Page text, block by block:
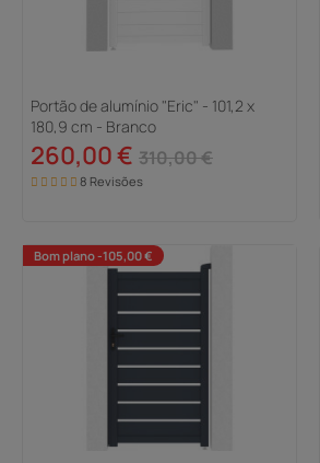
Portão de alumínio "Eric" - 101,2 x
180,9 cm - Branco
260,00 € 310,00 €
8 Revisões
Bom plano -105,00 €